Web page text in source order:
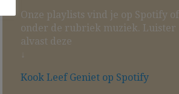
Onze playlists vind je op Spotify of
onder de rubriek muziek. Luister
alvast deze
↓
Kook Leef Geniet op Spotify